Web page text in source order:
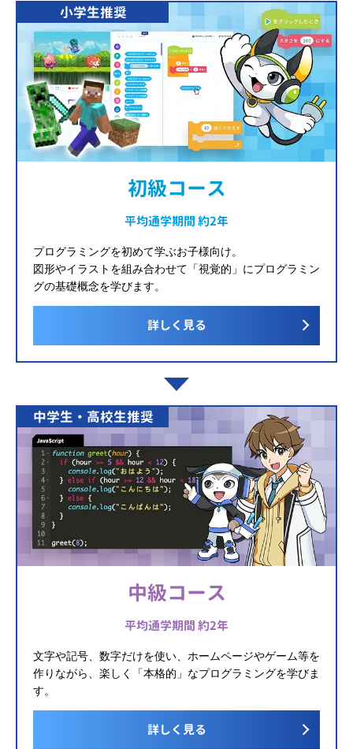
小学生推奨
初級コース
平均通学期間 約2年
プログラミングを初めて学ぶお子様向け。
図形やイラストを組み合わせて「視覚的」にプログラミン
グの基礎概念を学びます。
詳しく見る
中学生・高校生推奨
中級コース
平均通学期間 約2年
文字や記号、数字だけを使い、ホームページやゲーム等を
作りながら、楽しく「本格的」なプログラミングを学びま
す。
詳しく見る